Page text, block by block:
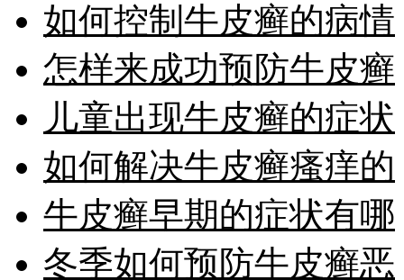
如何控制牛皮癣的病情
怎样来成功预防牛皮癣
儿童出现牛皮癣的症状
如何解决牛皮癣瘙痒的
牛皮癣早期的症状有哪
冬季如何预防牛皮癣恶